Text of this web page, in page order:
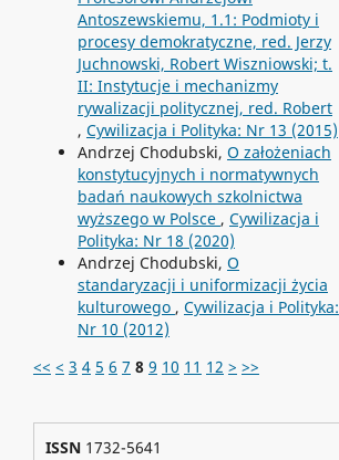
Antoszewskiemu, 1.1: Podmioty i
procesy demokratyczne, red. Jerzy
Juchnowski, Robert Wiszniowski; t.
II: Instytucje i mechanizmy
rywalizacji politycznej, red. Robert
, Cywilizacja i Polityka: Nr 13 (2015)
Andrzej Chodubski, O założeniach
konstytucyjnych i normatywnych
badań naukowych szkolnictwa
wyższego w Polsce , Cywilizacja i
Polityka: Nr 18 (2020)
Andrzej Chodubski, O
standaryzacji i uniformizacji życia
kulturowego , Cywilizacja i Polityka:
Nr 10 (2012)
<< < 3 4 5 6 7 8 9 10 11 12 > >>
ISSN1732-5641